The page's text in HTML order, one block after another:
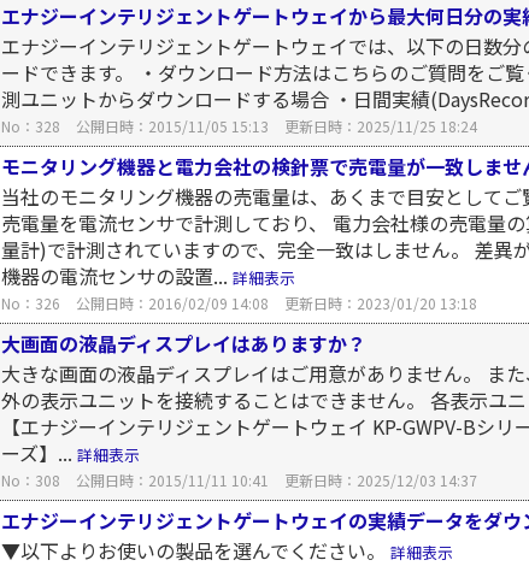
エナジーインテリジェントゲートウェイから最大何日分の
エナジーインテリジェントゲートウェイでは、以下の日数
ードできます。 ・ダウンロード方法はこちらのご質問をご
測ユニットからダウンロードする場合 ・日間実績
No：328 公開日時：2015/11/05 15:13 更新日時：2025/11/25 18:24
モニタリング機器と電力会社の検針票で売電量が一致しませ
当社のモニタリング機器の売電量は、あくまで目安として
売電量を電流センサで計測しており、 電力会社様の売電量
量計)で計測されていますので、完全一致はしません。 差異
機器の電流センサの設置... 詳細表示
No：326 公開日時：2016/02/09 14:08 更新日時：2023/01/20 13:18
大画面の液晶ディスプレイはありますか？
大きな画面の液晶ディスプレイはご用意がありません。 ま
外の表示ユニットを接続することはできません。 各表示ユ
【エナジーインテリジェントゲートウェイ KP-GWPV-Bシリ
ーズ】... 詳細表示
No：308 公開日時：2015/11/11 10:41 更新日時：2025/12/03 14:37
エナジーインテリジェントゲートウェイの実績データをダウ
▼以下よりお使いの製品を選んでください。
詳細表示